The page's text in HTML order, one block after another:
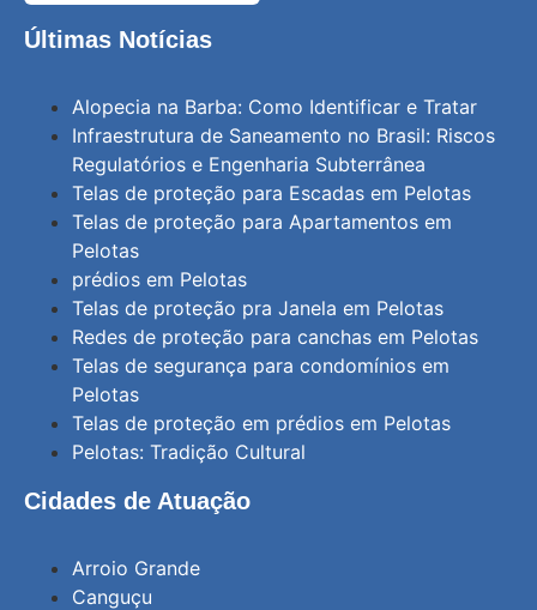
Últimas Notícias
Alopecia na Barba: Como Identificar e Tratar
Infraestrutura de Saneamento no Brasil: Riscos
Regulatórios e Engenharia Subterrânea
Telas de proteção para Escadas em Pelotas
Telas de proteção para Apartamentos em
Pelotas
prédios em Pelotas
Telas de proteção pra Janela em Pelotas
Redes de proteção para canchas em Pelotas
Telas de segurança para condomínios em
Pelotas
Telas de proteção em prédios em Pelotas
Pelotas: Tradição Cultural
Cidades de Atuação
Arroio Grande
Canguçu